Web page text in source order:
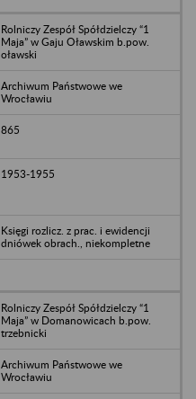
Rolniczy Zespół Spółdzielczy “1
Maja” w Gaju Oławskim b.pow.
oławski
Archiwum Państwowe we
Wrocławiu
865
1953-1955
Księgi rozlicz. z prac. i ewidencji
dniówek obrach., niekompletne
Rolniczy Zespół Spółdzielczy “1
Maja” w Domanowicach b.pow.
trzebnicki
Archiwum Państwowe we
Wrocławiu